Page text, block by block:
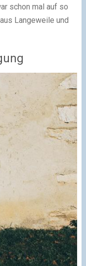
schon mal auf so
Langeweile und